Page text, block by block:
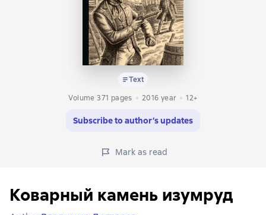
Text
Volume 371 pages
2016 year 12+
Subscribe to author’s updates
Mark as read
Коварный камень изумруд